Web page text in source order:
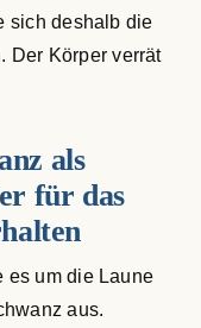
sich deshalb die
Der Körper verrät
als
für das
es um die Laune
aus.